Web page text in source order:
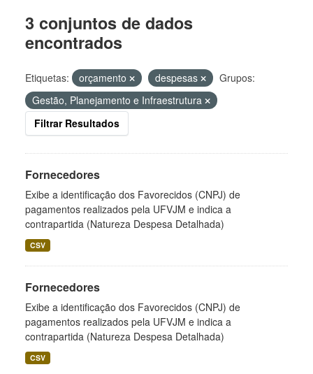
3 conjuntos de dados
encontrados
Etiquetas: orçamento despesas
Grupos:
Gestão, Planejamento e Infraestrutura
Filtrar Resultados
Fornecedores
Exibe a identificação dos Favorecidos (CNPJ) de
pagamentos realizados pela UFVJM e indica a
contrapartida (Natureza Despesa Detalhada)
CSV
Fornecedores
Exibe a identificação dos Favorecidos (CNPJ) de
pagamentos realizados pela UFVJM e indica a
contrapartida (Natureza Despesa Detalhada)
CSV